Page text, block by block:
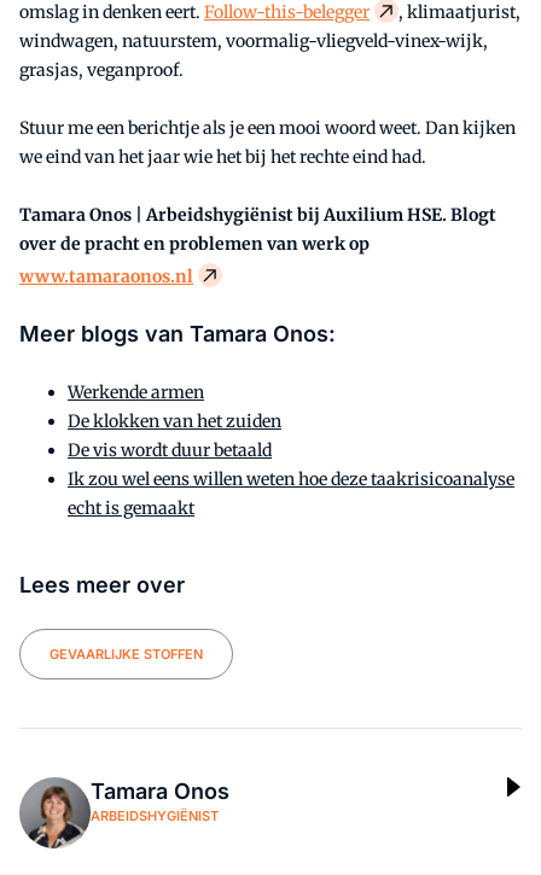
omslag in denken eert. Follow-this-belegger
, klimaatjurist,
windwagen, natuurstem, voormalig-vliegveld-vinex-wijk,
grasjas, veganproof.
Stuur me een berichtje als je een mooi woord weet. Dan kijken
we eind van het jaar wie het bij het rechte eind had.
Tamara Onos | Arbeidshygiënist bij Auxilium HSE. Blogt
over de pracht en problemen van werk op
www.tamaraonos.nl
Meer blogs van Tamara Onos:
Werkende armen
De klokken van het zuiden
De vis wordt duur betaald
Ik zou wel eens willen weten hoe deze taakrisicoanalyse
echt is gemaakt
Lees meer over
GEVAARLIJKE STOFFEN
Tamara Onos
ARBEIDSHYGIËNIST